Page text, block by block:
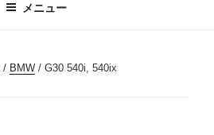
メニュー
/ BMW / G30 540i, 540ix